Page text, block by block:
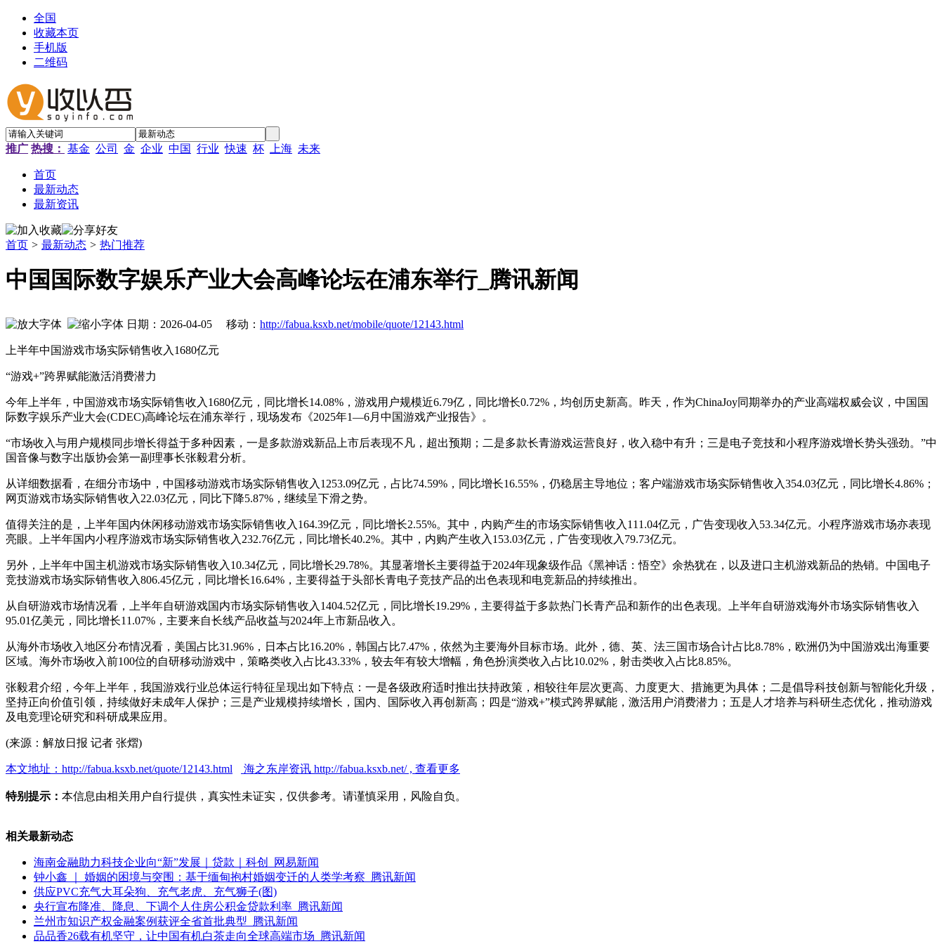
全国
收藏本页
手机版
二维码
推广 热搜： 基金 公司 金 企业 中国 行业 快速 杯 上海 未来
首页
最新动态
最新资讯
首页 > 最新动态 > 热门推荐
中国国际数字娱乐产业大会高峰论坛在浦东举行_腾讯新闻
日期：2026-04-05 移动： http://fabua.ksxb.net/mobile/quote/12143.html
上半年中国游戏市场实际销售收入1680亿元
“游戏+”跨界赋能激活消费潜力
今年上半年，中国游戏市场实际销售收入1680亿元，同比增长14.08%，游戏用户规模近6.79亿，同比增长0.72%，均创历史新高。昨天，作为ChinaJoy同期举办的产业高端权威会议，中国国
际数字娱乐产业大会(CDEC)高峰论坛在浦东举行，现场发布《2025年1—6月中国游戏产业报告》。
“市场收入与用户规模同步增长得益于多种因素，一是多款游戏新品上市后表现不凡，超出预期；二是多款长青游戏运营良好，收入稳中有升；三是电子竞技和小程序游戏增长势头强劲。”中
国音像与数字出版协会第一副理事长张毅君分析。
从详细数据看，在细分市场中，中国移动游戏市场实际销售收入1253.09亿元，占比74.59%，同比增长16.55%，仍稳居主导地位；客户端游戏市场实际销售收入354.03亿元，同比增长4.86%；
网页游戏市场实际销售收入22.03亿元，同比下降5.87%，继续呈下滑之势。
值得关注的是，上半年国内休闲移动游戏市场实际销售收入164.39亿元，同比增长2.55%。其中，内购产生的市场实际销售收入111.04亿元，广告变现收入53.34亿元。小程序游戏市场亦表现
亮眼。上半年国内小程序游戏市场实际销售收入232.76亿元，同比增长40.2%。其中，内购产生收入153.03亿元，广告变现收入79.73亿元。
另外，上半年中国主机游戏市场实际销售收入10.34亿元，同比增长29.78%。其显著增长主要得益于2024年现象级作品《黑神话：悟空》余热犹在，以及进口主机游戏新品的热销。中国电子
竞技游戏市场实际销售收入806.45亿元，同比增长16.64%，主要得益于头部长青电子竞技产品的出色表现和电竞新品的持续推出。
从自研游戏市场情况看，上半年自研游戏国内市场实际销售收入1404.52亿元，同比增长19.29%，主要得益于多款热门长青产品和新作的出色表现。上半年自研游戏海外市场实际销售收入
95.01亿美元，同比增长11.07%，主要来自长线产品收益与2024年上市新品收入。
从海外市场收入地区分布情况看，美国占比31.96%，日本占比16.20%，韩国占比7.47%，依然为主要海外目标市场。此外，德、英、法三国市场合计占比8.78%，欧洲仍为中国游戏出海重要
区域。海外市场收入前100位的自研移动游戏中，策略类收入占比43.33%，较去年有较大增幅，角色扮演类收入占比10.02%，射击类收入占比8.85%。
张毅君介绍，今年上半年，我国游戏行业总体运行特征呈现出如下特点：一是各级政府适时推出扶持政策，相较往年层次更高、力度更大、措施更为具体；二是倡导科技创新与智能化升级，
坚持正向价值引领，持续做好未成年人保护；三是产业规模持续增长，国内、国际收入再创新高；四是“游戏+”模式跨界赋能，激活用户消费潜力；五是人才培养与科研生态优化，推动游戏
及电竞理论研究和科研成果应用。
(来源：解放日报 记者 张熠)
本文地址：http://fabua.ksxb.net/quote/12143.html 海之东岸资讯 http://fabua.ksxb.net/ , 查看更多
特别提示： 本信息由相关用户自行提供，真实性未证实，仅供参考。请谨慎采用，风险自负。
相关最新动态
海南金融助力科技企业向“新”发展｜贷款｜科创_网易新闻
钟小鑫 ｜ 婚姻的困境与突围：基于缅甸抱村婚姻变迁的人类学考察_腾讯新闻
供应PVC充气大耳朵狗、充气老虎、充气狮子(图)
央行宣布降准、降息、下调个人住房公积金贷款利率_腾讯新闻
兰州市知识产权金融案例获评全省首批典型_腾讯新闻
品品香26载有机坚守，让中国有机白茶走向全球高端市场_腾讯新闻